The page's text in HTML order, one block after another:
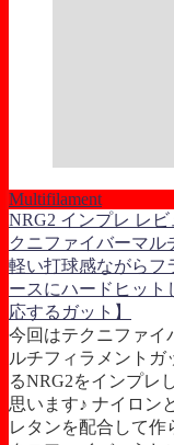
Multifilament
NRG2 インプレ レビ
クニファイバーマル
軽い打球感ながらフ
ースにハードヒット
応するガット】
今回はテクニファイ
ルチフィラメントガ
るNRG2をインプレ
思います♪ ナイロン
レタンを配合して作